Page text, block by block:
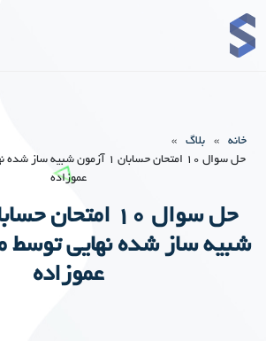
خانه » بلاگ
»
حل سوال 10 امتحان حسابان 1
عموزاده
شبیه ساز شده نهایی توسط
عموزاده